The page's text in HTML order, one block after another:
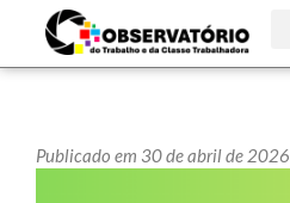
Publicado em 30 de abril de 2026